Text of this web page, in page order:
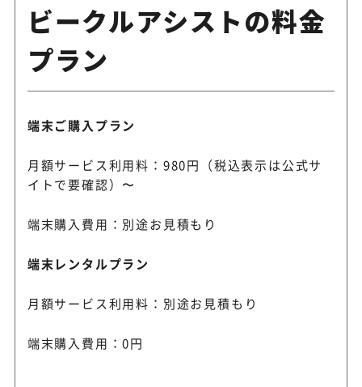
ビークルアシストの料金
プラン
端末ご購入プラン
月額サービス利用料：980円（税込表示は公式サ
イトで要確認）〜
端末購入費用：別途お見積もり
端末レンタルプラン
月額サービス利用料：別途お見積もり
端末購入費用：0円